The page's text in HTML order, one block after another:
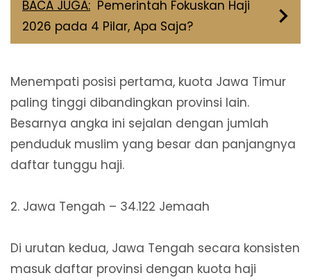
BACA JUGA: Pemerintah Fokuskan Haji
2026 pada 4 Pilar, Apa Saja?
Menempati posisi pertama, kuota Jawa Timur
paling tinggi dibandingkan provinsi lain.
Besarnya angka ini sejalan dengan jumlah
penduduk muslim yang besar dan panjangnya
daftar tunggu haji.
2. Jawa Tengah – 34.122 Jemaah
Di urutan kedua, Jawa Tengah secara konsisten
masuk daftar provinsi dengan kuota haji